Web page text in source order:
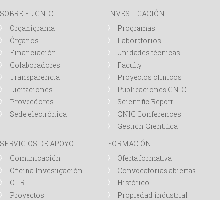
SOBRE EL CNIC
Organigrama
Órganos
Financiación
Colaboradores
Transparencia
Licitaciones
Proveedores
Sede electrónica
INVESTIGACIÓN
Programas
Laboratorios
Unidades técnicas
Faculty
Proyectos clínicos
Publicaciones CNIC
Scientific Report
CNIC Conferences
Gestión Científica
SERVICIOS DE APOYO
Comunicación
Oficina Investigación
OTRI
Proyectos
FORMACIÓN
Oferta formativa
Convocatorias abiertas
Histórico
Propiedad industrial